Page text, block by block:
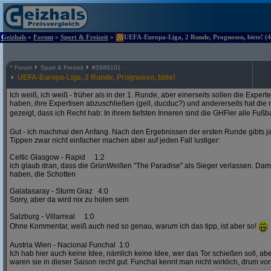
Geizhals » Forum » Sport & Freizeit » UEFA-Europa-Liga, 2 Runde, Prognosen, bitte!
^ Forum Sport & Freizeit #5686101
UEFA-Europa-Liga, 2 Runde, Prognosen, bitte!
Ich weiß, ich weiß - früher als in der 1. Runde, aber einerseits sollen die
haben, ihre Expertisen abzuschließen (gell, ducduc?) und andererseits hat die
gezeigt, dass ich Recht hab: In ihrem tiefsten Inneren sind die GHFler alle
Gut - ich machmal den Anfang. Nach den Ergebnissen der ersten Runde gibts
Tippen zwar nicht einfacher machen aber auf jeden Fall lustiger:
Celtic Glasgow - Rapid 1:2
ich glaub dran, dass die GrünWeißen "The Paradise" als Sieger verlassen.
haben, die Schotten
Galatasaray - Sturm Graz 4:0
Sorry, aber da wird nix zu holen sein
Salzburg - Villarreal 1:0
Ohne Kommentar, weiß auch ned so genau, warum ich das tipp, ist aber so!
Austria Wien - Nacional Funchal 1:0
Ich hab hier auch keine Idee, nämlich keine Idee, wer das Tor schießen soll,
waren sie in dieser Saison recht gut. Funchal kennt man nicht wirklich, drum